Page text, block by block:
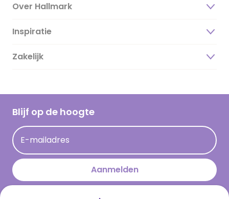
Over Hallmark
Over ons
Duurzaamheid
Hallmark Kaartclub
Acties
Persberichten
Hallmark en Kinderpostzegels
Inspiratie
Magazine
Cadeau inspiratie
Kaartinspiratie
Zakelijk
Blijf op de hoogte
E-mailadres
Aanmelden